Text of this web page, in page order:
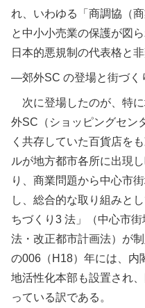
れ、いわゆる「商調協（
と中小小売業の保護が図
日本的悪規制の代表格と非
―郊外SC の登場と街づ
次に登場したのが、特
外SC（ショッピングセン
く共存していた百貨店を
ルが地方都市各所に出現
り、商業問題から中心市
し、総合的な取り組みと
ちづくり3 法」（中心市
法・改正都市計画法）が
の006（H18）年には、内
地活性化本部も設置され
っている訳である。